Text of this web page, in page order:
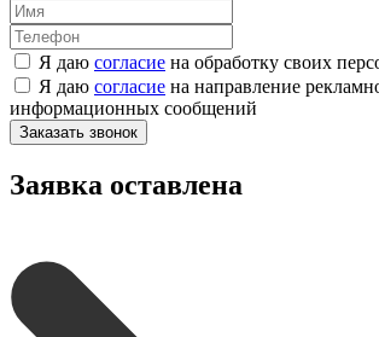
Я даю согласие на обработку своих
Я даю согласие на направление
информационных сообщений
Заказать звонок
Заявка оставлена